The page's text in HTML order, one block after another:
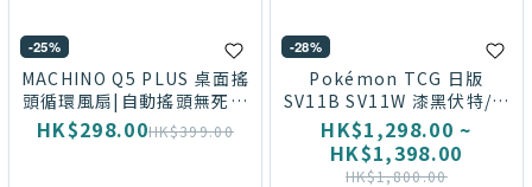
-25%
MACHINO Q5 PLUS 桌面搖
頭循環風扇|自動搖頭無死角
送風
HK$298.00HK$399.00
-28%
Pokémon TCG 日版
SV11B SV11W 漆黑伏特/純
白閃焰 原盒
HK$1,298.00 ~
HK$1,398.00
HK$1,800.00